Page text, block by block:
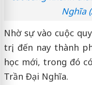
Nghĩa
Nhờ sự vào cuộc
trị, đến nay thành
học mới, trong đó
Trần Đại Nghĩa.